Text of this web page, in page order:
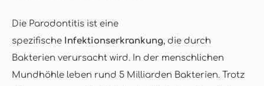
Die Parodontitis ist eine
spezifische Infektionserkrankung, die durch
Bakterien verursacht wird. In der menschlichen
Mundhöhle leben rund 5 Milliarden Bakterien. Trotz